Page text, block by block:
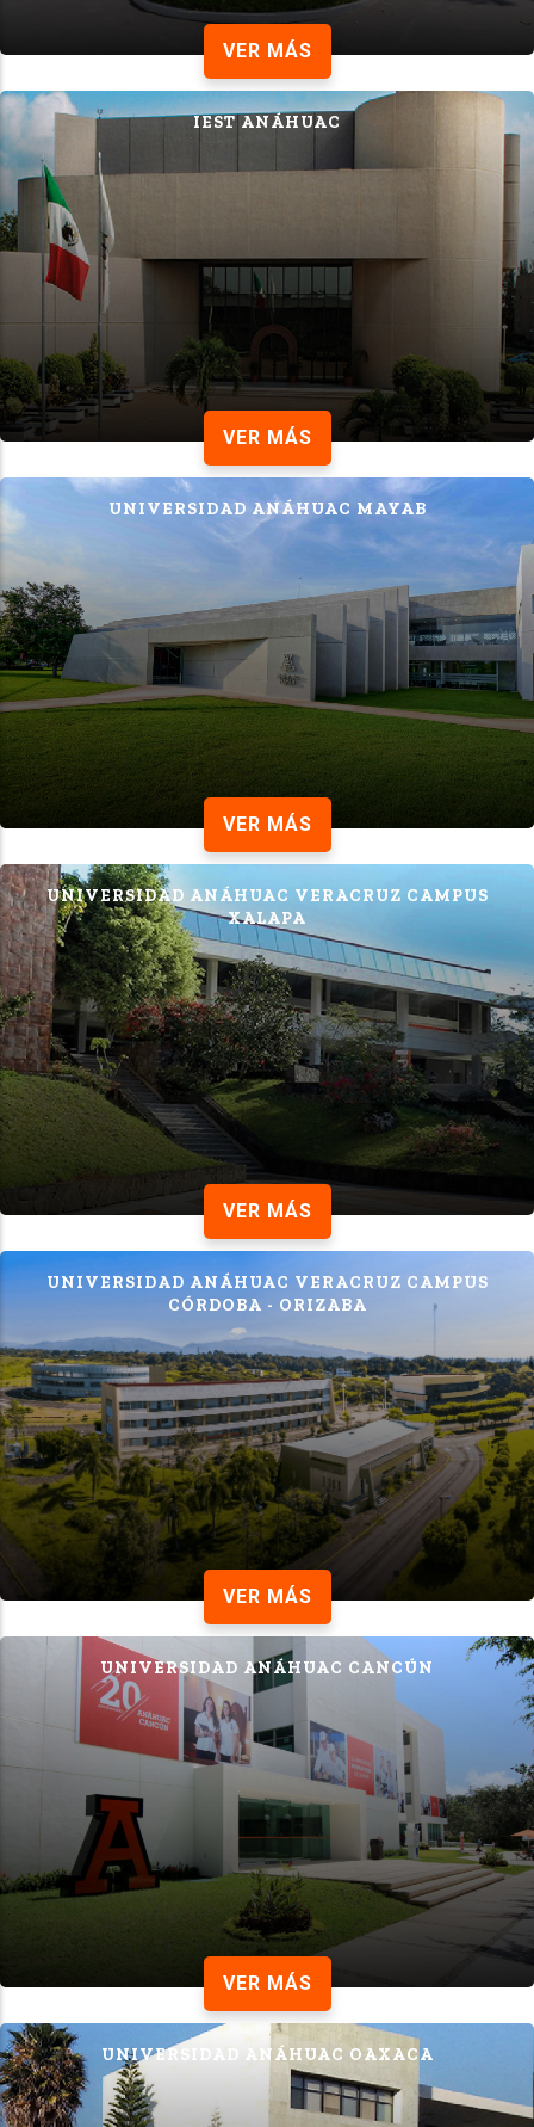
VER MÁS
IEST ANÁHUAC
VER MÁS
UNIVERSIDAD ANÁHUAC MAYAB
VER MÁS
UNIVERSIDAD ANÁHUAC VERACRUZ CAMPUS
XALAPA
VER MÁS
UNIVERSIDAD ANÁHUAC VERACRUZ CAMPUS
CÓRDOBA - ORIZABA
VER MÁS
UNIVERSIDAD ANÁHUAC CANCÚN
VER MÁS
UNIVERSIDAD ANÁHUAC OAXACA